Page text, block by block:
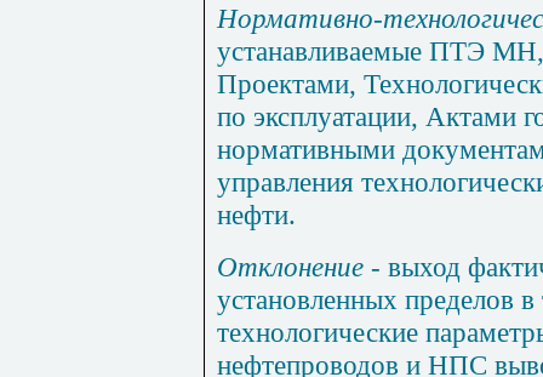
Нормативно-
устанавливаемые ПТЭ
Проектами,
по эксплуатации, Актами
нормативными
управления
нефти.
Отклонение - выход
установленных пределов
технологические
нефтепроводов и НПС